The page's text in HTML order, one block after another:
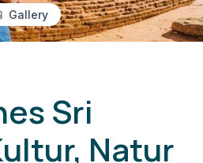
Gallery
Sri
Natur